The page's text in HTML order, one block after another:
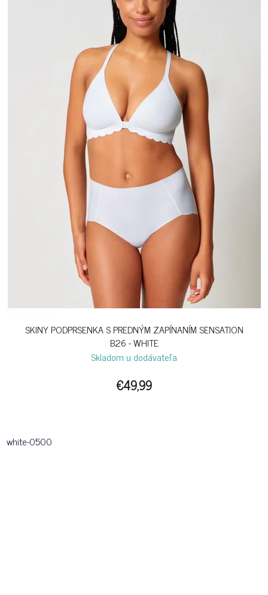
SKINY PODPRSENKA S PREDNÝM ZAPÍNANÍM SENSATION
B26 - WHITE
Skladom u dodávateľa
€49,99
white-0500